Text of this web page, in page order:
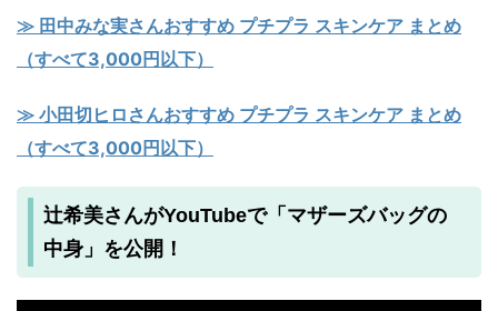
≫ 田中みな実さんおすすめ プチプラ スキンケア まとめ
（すべて3,000円以下）
≫ 小田切ヒロさんおすすめ プチプラ スキンケア まとめ
（すべて3,000円以下）
辻希美さんがYouTubeで「マザーズバッグの
中身」を公開！